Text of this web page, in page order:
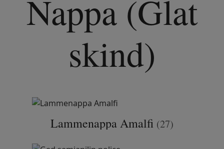
Nappa (Glat
skind)
Lammenappa Amalfi (27)